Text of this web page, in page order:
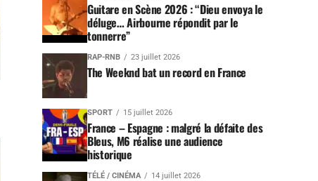
Guitare en Scène 2026 : “Dieu envoya le
déluge… Airbourne répondit par le
tonnerre”
RAP-RNB 23 juillet 2026
The Weeknd bat un record en France
SPORT 15 juillet 2026
France – Espagne : malgré la défaite des
Bleus, M6 réalise une audience
historique
TÉLÉ / CINÉMA 14 juillet 2026